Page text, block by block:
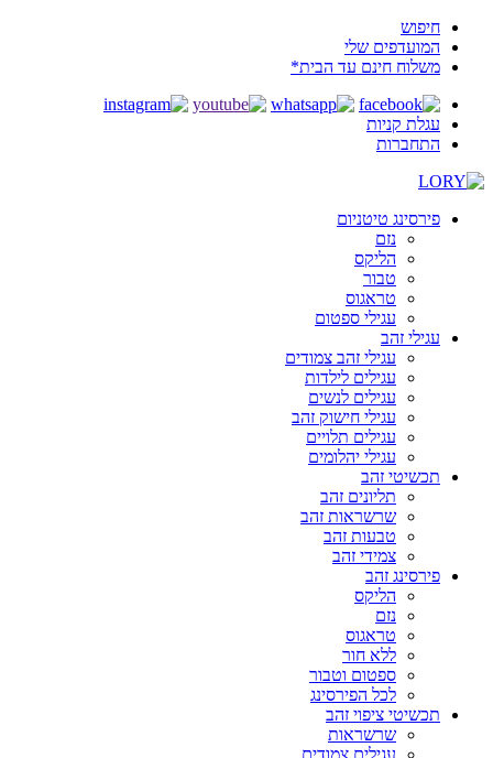
חיפוש
המועדפים שלי
משלוח חינם עד הבית*
עגלת קניות
התחברות
פירסינג טיטניום
נזם
הליקס
טבור
טראגוס
עגילי ספטום
עגילי זהב
עגילי זהב צמודים
עגילים לילדות
עגילים לנשים
עגילי חישוק זהב
עגילים תלויים
עגילי יהלומים
תכשיטי זהב
תליונים זהב
שרשראות זהב
טבעות זהב
צמידי זהב
פירסינג זהב
הליקס
נזם
טראגוס
ללא חור
ספטום וטבור
לכל הפירסינג
תכשיטי ציפוי זהב
שרשראות
עגילים צמודים